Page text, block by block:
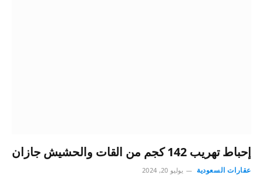
إحباط تهريب 142 كجم من القات والحشيش جازان
عقارات السعودية يوليو 20, 2024